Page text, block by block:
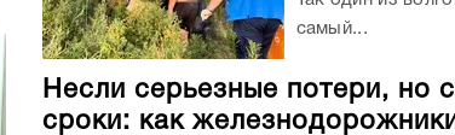
самый...
Несли серьезные потери, но
сроки: как